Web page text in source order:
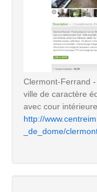
Clermont-Ferrand
ville de caractère
avec cour
http://
_de_dome/